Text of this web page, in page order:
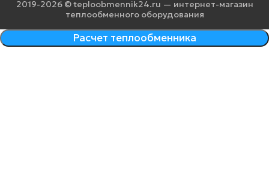
2019-2026 © teploobmennik24.ru — интернет-магазин
теплообменного оборудования
Расчет теплообменника